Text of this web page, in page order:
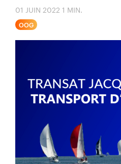
01 JUIN 2022 1 MIN.
OOG